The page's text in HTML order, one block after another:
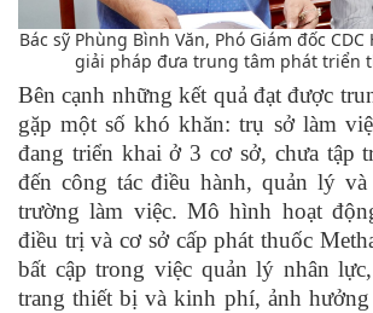
Bác sỹ Phùng Bình Văn, Phó Giám đốc
giải pháp đưa trung tâm phát triển
Bên cạnh những kết quả đạt được
gặp một số khó khăn: trụ sở làm
đang triển khai ở 3 cơ sở, chưa tập
đến công tác điều hành, quản lý
trường làm việc. Mô hình hoạt
điều trị và cơ sở cấp phát thuốc
bất cập trong việc quản lý nhân
trang thiết bị và kinh phí, ảnh